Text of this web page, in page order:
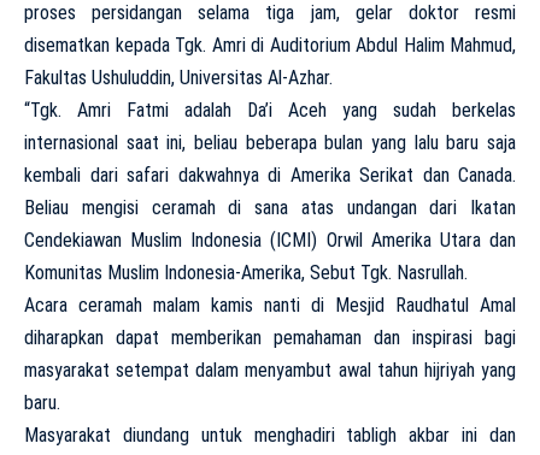
proses persidangan selama tiga jam, gelar doktor resmi
disematkan kepada Tgk. Amri di Auditorium Abdul Halim Mahmud,
Fakultas Ushuluddin, Universitas Al-Azhar.
“Tgk. Amri Fatmi adalah Da’i Aceh yang sudah berkelas
internasional saat ini, beliau beberapa bulan yang lalu baru saja
kembali dari safari dakwahnya di Amerika Serikat dan Canada.
Beliau mengisi ceramah di sana atas undangan dari Ikatan
Cendekiawan Muslim Indonesia (ICMI) Orwil Amerika Utara dan
Komunitas Muslim Indonesia-Amerika, Sebut Tgk. Nasrullah.
Acara ceramah malam kamis nanti di Mesjid Raudhatul Amal
diharapkan dapat memberikan pemahaman dan inspirasi bagi
masyarakat setempat dalam menyambut awal tahun hijriyah yang
baru.
Masyarakat diundang untuk menghadiri tabligh akbar ini dan